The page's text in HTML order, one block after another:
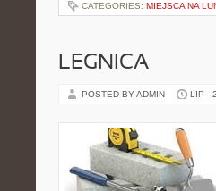
CATEGORIES: MIEJSCA NA
LEGNICA
POSTED BY ADMIN LIP -